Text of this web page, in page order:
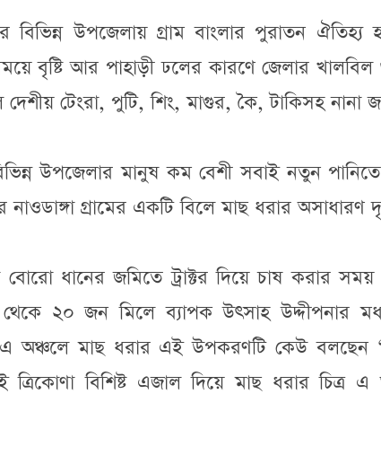
বিভিন্ন উপজেলায় গ্রাম বাংলার পুরাতন ঐতিহ্য
বৃষ্টি আর পাহাড়ী ঢলের কারণে জেলার
দেশীয় টেংরা, পুটি, শিং, মাগুর, কৈ, টাকিসহ নানা
উপজেলার মানুষ কম বেশী সবাই নতুন
গ্রামের একটি বিলে মাছ ধরার
ধানের জমিতে ট্রাক্টর দিয়ে চাষ করার সময়
২০ জন মিলে ব্যাপক উৎসাহ উদ্দীপনার
অঞ্চলে মাছ ধরার এই উপকরণটি কেউ বলছেন
ত্রিকোণা বিশিষ্ট এজাল দিয়ে মাছ ধরার চিত্র এ